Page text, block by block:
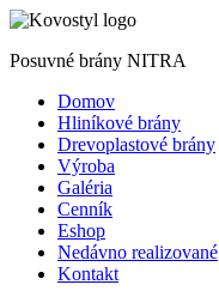
Posuvné brány NITRA
Domov
Hliníkové brány
Drevoplastové brány
Výroba
Galéria
Cenník
Eshop
Nedávno realizované
Kontakt